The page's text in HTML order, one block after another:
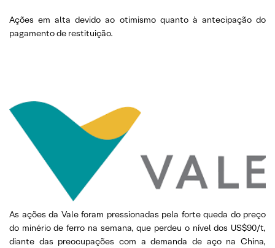
Ações em alta devido ao otimismo quanto à antecipação do
pagamento de restituição.
As ações da Vale foram pressionadas pela forte queda do preço
do minério de ferro na semana, que perdeu o nível dos US$90/t,
diante das preocupações com a demanda de aço na China,